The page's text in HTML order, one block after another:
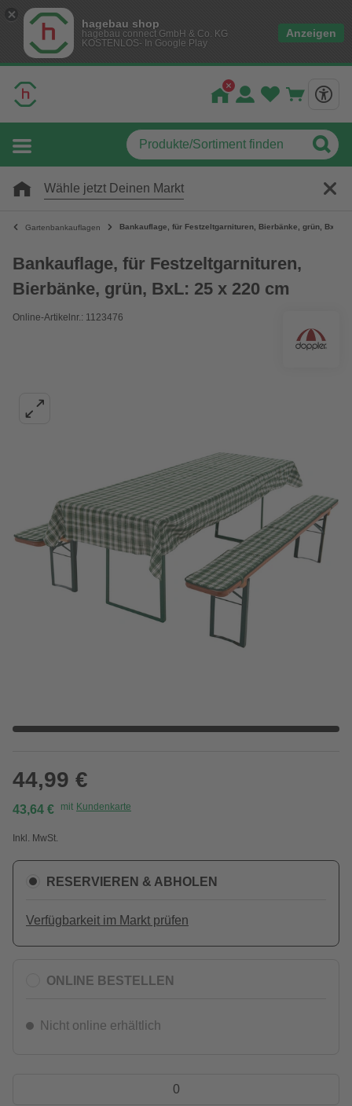
hagebau shop
hagebau connect GmbH & Co. KG
KOSTENLOS- In Google Play
Anzeigen
Wähle jetzt Deinen Markt
Gartenbankauflagen Bankauflage, für Festzeltgarnituren, Bierbänke, grün, BxL:
Bankauflage, für Festzeltgarnituren,
Bierbänke, grün, BxL: 25 x 220 cm
Online-Artikelnr.: 1123476
44,99 €
43,64 € mit Kundenkarte
Inkl. MwSt.
RESERVIEREN & ABHOLEN
Verfügbarkeit im Markt prüfen
ONLINE BESTELLEN
Nicht online erhältlich